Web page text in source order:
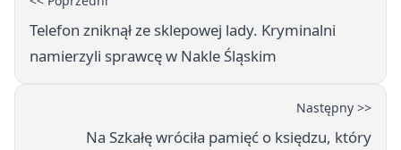
Telefon zniknął ze sklepowej lady. Kryminalni
namierzyli sprawcę w Nakle Śląskim
Następny >>
Na Szkałę wróciła pamięć o księdzu, który